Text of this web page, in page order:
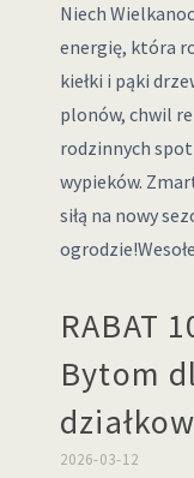
Niech
energię, która
kiełki i pąki
plonów, chwil
rodzinnych
wypieków.
siłą na nowy
RABAT
Bytom
2026-03-12